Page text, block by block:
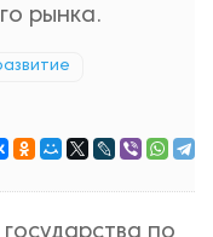
рынка.
по